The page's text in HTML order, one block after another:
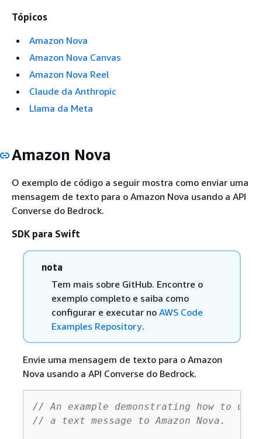
Tópicos
Amazon Nova
Amazon Nova Canvas
Amazon Nova Reel
Claude da Anthropic
Llama da Meta
Amazon Nova
O exemplo de código a seguir mostra como enviar uma
mensagem de texto para o Amazon Nova usando a API
Converse do Bedrock.
SDK para Swift
nota
Tem mais sobre GitHub. Encontre o
exemplo completo e saiba como
configurar e executar no AWS Code
Examples Repository.
Envie uma mensagem de texto para o Amazon
Nova usando a API Converse do Bedrock.
// An example demonstrating how to
// a text message to Amazon Nova.